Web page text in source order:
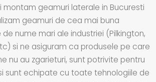
montam geamuri laterale in Bucuresti
geamuri de cea mai buna
nume mari ale industriei (Pilkington,
si ne asiguram ca produsele pe care
nu au zgarieturi, sunt potrivite pentru
sunt echipate cu toate tehnologiile de